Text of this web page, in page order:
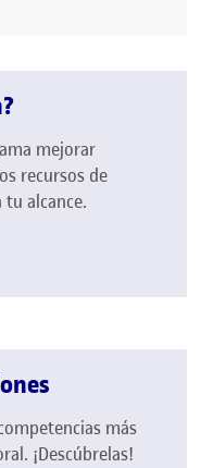
mejorar
recursos de
alcance.
más
¡Descúbrelas!